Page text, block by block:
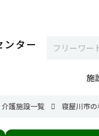
施
護施設一覧 寝屋川市